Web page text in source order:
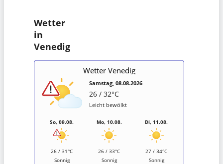
Wetter
in
Venedig
Wetter Venedig
Samstag, 08.08.2026
26 / 32°C
Leicht bewölkt
So, 09.08.
26 / 31°C
Sonnig
Mo, 10.08.
26 / 33°C
Sonnig
Di, 11.08.
27 / 34°C
Sonnig